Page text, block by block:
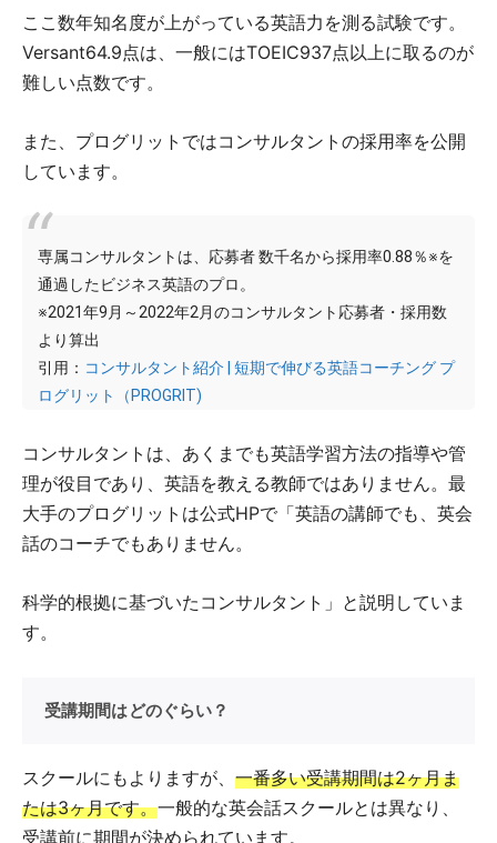
ここ数年知名度が上がっている英語力を測る試験です。
Versant64.9点は、一般にはTOEIC937点以上に取るのが
難しい点数です。
また、プログリットではコンサルタントの採用率を公開
しています。
専属コンサルタントは、応募者 数千名から採用率0.88％※を
通過したビジネス英語のプロ。
※2021年9月～2022年2月のコンサルタント応募者・採用数
より算出
引用： コンサルタント紹介 | 短期で伸びる英語コーチング プ
ログリット（PROGRIT)
コンサルタントは、あくまでも英語学習方法の指導や管
理が役目であり、英語を教える教師ではありません。最
大手のプログリットは公式HPで「英語の講師でも、英会
話のコーチでもありません。
科学的根拠に基づいたコンサルタント」と説明していま
す。
受講期間はどのぐらい？
スクールにもよりますが、 一番多い受講期間は2ヶ月ま
たは3ヶ月です。一般的な英会話スクールとは異なり、
受講前に期間が決められています。